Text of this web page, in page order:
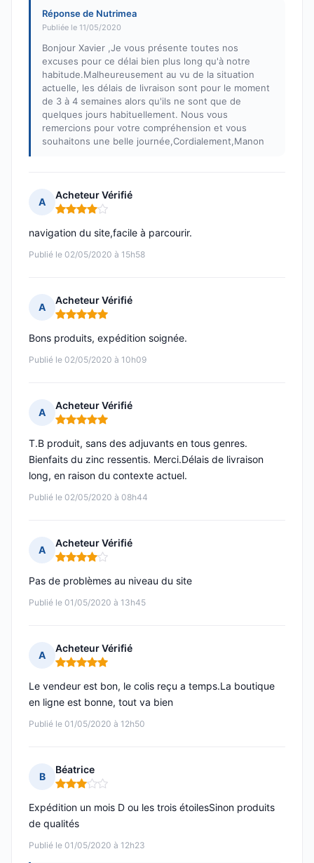
Réponse de Nutrimea
Publiée le 11/05/2020
Bonjour Xavier ,Je vous présente toutes nos
excuses pour ce délai bien plus long qu'à notre
habitude.Malheureusement au vu de la situation
actuelle, les délais de livraison sont pour le moment
de 3 à 4 semaines alors qu'ils ne sont que de
quelques jours habituellement. Nous vous
remercions pour votre compréhension et vous
souhaitons une belle journée,Cordialement,Manon
A
Acheteur Vérifié
Note : 4 sur 5
Publié le 02/05/2020 à 15h58
navigation du site,facile à parcourir.
A
Acheteur Vérifié
Note : 5 sur 5
Publié le 02/05/2020 à 10h09
Bons produits, expédition soignée.
A
Acheteur Vérifié
Note : 5 sur 5
Publié le 02/05/2020 à 08h44
T.B produit, sans des adjuvants en tous genres.
Bienfaits du zinc ressentis. Merci.Délais de livraison
long, en raison du contexte actuel.
A
Acheteur Vérifié
Note : 4 sur 5
Publié le 01/05/2020 à 13h45
Pas de problèmes au niveau du site
A
Acheteur Vérifié
Note : 5 sur 5
Publié le 01/05/2020 à 12h50
Le vendeur est bon, le colis reçu a temps.La boutique
en ligne est bonne, tout va bien
B
Béatrice
Note : 3 sur 5
Publié le 01/05/2020 à 12h23
Expédition un mois D ou les trois étoilesSinon produits
de qualités